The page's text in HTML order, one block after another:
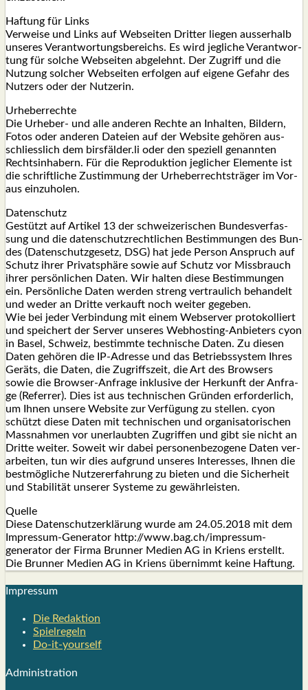
Haf­tung für Links
Ver­wei­se und Links auf Web­sei­ten Drit­ter lie­gen aus­ser­halb
unse­res Ver­ant­wor­tungs­be­reichs. Es wird jeg­li­che Ver­ant­wor­
tung für sol­che Web­sei­ten abge­lehnt. Der Zugriff und die
Nut­zung sol­cher Web­sei­ten erfol­gen auf eige­ne Gefahr des
Nut­zers oder der Nut­ze­rin.
Urhe­ber­rech­te
Die Urhe­ber- und alle ande­ren Rech­te an Inhal­ten, Bil­dern,
Fotos oder ande­ren Datei­en auf der Web­site gehö­ren aus­
schliess­lich dem birsfälder.li oder den spe­zi­ell genann­ten
Rechts­in­ha­bern. Für die Repro­duk­ti­on jeg­li­cher Ele­men­te ist
die schrift­li­che Zustim­mung der Urhe­ber­rechts­trä­ger im Vor­
aus ein­zu­ho­len.
Daten­schutz
Gestützt auf Arti­kel 13 der schwei­ze­ri­schen Bun­des­ver­fas­
sung und die daten­schutz­recht­li­chen Bestim­mun­gen des Bun­
des (Daten­schutz­ge­setz, DSG) hat jede Per­son Anspruch auf
Schutz ihrer Pri­vat­sphä­re sowie auf Schutz vor Miss­brauch
ihrer per­sön­li­chen Daten. Wir hal­ten die­se Bestim­mun­gen
ein. Per­sön­li­che Daten wer­den streng ver­trau­lich behan­delt
und weder an Drit­te ver­kauft noch wei­ter gege­ben.
Wie bei jeder Ver­bin­dung mit einem Web­ser­ver pro­to­kol­liert
und spei­chert der Ser­ver unse­res Web­hos­ting-Anbie­ters cyon
in Basel, Schweiz, bestimm­te tech­ni­sche Daten. Zu die­sen
Daten gehö­ren die IP-Adres­se und das Betriebs­sys­tem Ihres
Geräts, die Daten, die Zugriffs­zeit, die Art des Brow­sers
sowie die Brow­ser-Anfra­ge inklu­si­ve der Her­kunft der Anfra­
ge (Refer­rer). Dies ist aus tech­ni­schen Grün­den erfor­der­lich,
um Ihnen unse­re Web­site zur Ver­fü­gung zu stel­len. cyon
schützt die­se Daten mit tech­ni­schen und orga­ni­sa­to­ri­schen
Mass­nah­men vor uner­laub­ten Zugrif­fen und gibt sie nicht an
Drit­te wei­ter. Soweit wir dabei per­so­nen­be­zo­ge­ne Daten ver­
ar­bei­ten, tun wir dies auf­grund unse­res Inter­es­ses, Ihnen die
best­mög­li­che Nut­zer­er­fah­rung zu bie­ten und die Sicher­heit
und Sta­bi­li­tät unse­rer Sys­te­me zu gewähr­leis­ten.
Quel­le
Die­se Daten­schutz­er­klä­rung wur­de am 24.05.2018 mit dem
Impres­sum-Gene­ra­tor http://www.bag.ch/impressum-
generator der Fir­ma Brun­ner Medi­en AG in Kri­ens erstellt.
Die Brun­ner Medi­en AG in Kri­ens über­nimmt kei­ne Haf­tung.
Impres­sum
Die Redak­ti­on
Spiel­re­geln
Do-it-your­s­elf
Admi­nis­tra­ti­on